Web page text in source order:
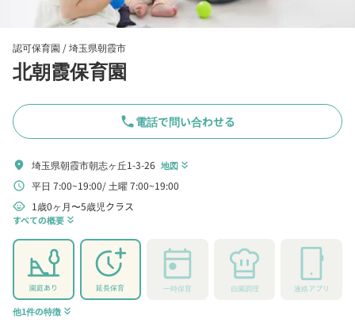
認可保育園 /埼玉県朝霞市
北朝霞保育園
phone電話で問い合わせる
location_on 埼玉県朝霞市朝志ヶ丘1-3-26 地図 keyboard_double_arrow_down
schedule 平日 7:00~19:00 土曜 7:00~19:00
child_care 1歳0ヶ月〜5歳児クラス
すべての概要 keyboard_double_arrow_down
園庭あり 延長保育 一時保育 自園調理 連絡アプリ
他1件の特徴 keyboard_double_arrow_down